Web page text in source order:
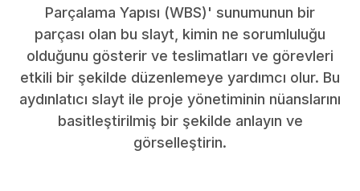
Parçalama Yapısı (WBS)' sunumunun bir
parçası olan bu slayt, kimin ne sorumluluğu
olduğunu gösterir ve teslimatları ve görevleri
etkili bir şekilde düzenlemeye yardımcı olur. Bu
aydınlatıcı slayt ile proje yönetiminin nüanslarını
basitleştirilmiş bir şekilde anlayın ve
görselleştirin.